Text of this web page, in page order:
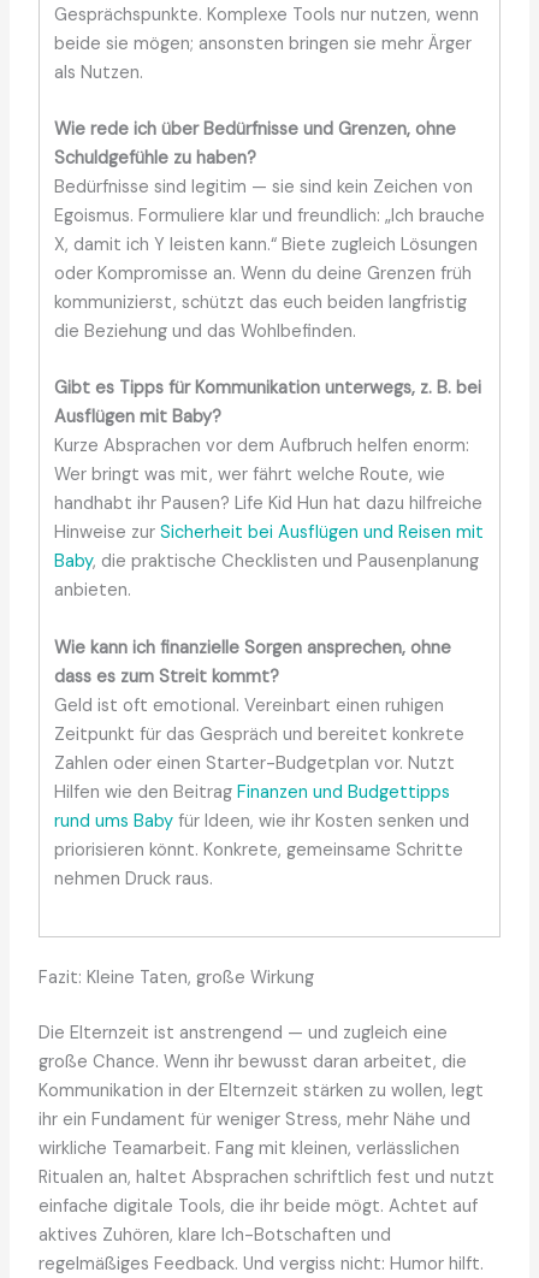
Gesprächspunkte. Komplexe Tools nur nutzen, wenn
beide sie mögen; ansonsten bringen sie mehr Ärger
als Nutzen.
Wie rede ich über Bedürfnisse und Grenzen, ohne
Schuldgefühle zu haben?
Bedürfnisse sind legitim — sie sind kein Zeichen von
Egoismus. Formuliere klar und freundlich: „Ich brauche
X, damit ich Y leisten kann.“ Biete zugleich Lösungen
oder Kompromisse an. Wenn du deine Grenzen früh
kommunizierst, schützt das euch beiden langfristig
die Beziehung und das Wohlbefinden.
Gibt es Tipps für Kommunikation unterwegs, z. B. bei
Ausflügen mit Baby?
Kurze Absprachen vor dem Aufbruch helfen enorm:
Wer bringt was mit, wer fährt welche Route, wie
handhabt ihr Pausen? Life Kid Hun hat dazu hilfreiche
Hinweise zur Sicherheit bei Ausflügen und Reisen mit
Baby, die praktische Checklisten und Pausenplanung
anbieten.
Wie kann ich finanzielle Sorgen ansprechen, ohne
dass es zum Streit kommt?
Geld ist oft emotional. Vereinbart einen ruhigen
Zeitpunkt für das Gespräch und bereitet konkrete
Zahlen oder einen Starter-Budgetplan vor. Nutzt
Hilfen wie den Beitrag Finanzen und Budgettipps
rund ums Babyfür Ideen, wie ihr Kosten senken und
priorisieren könnt. Konkrete, gemeinsame Schritte
nehmen Druck raus.
Fazit: Kleine Taten, große Wirkung
Die Elternzeit ist anstrengend — und zugleich eine
große Chance. Wenn ihr bewusst daran arbeitet, die
Kommunikation in der Elternzeit stärken zu wollen, legt
ihr ein Fundament für weniger Stress, mehr Nähe und
wirkliche Teamarbeit. Fang mit kleinen, verlässlichen
Ritualen an, haltet Absprachen schriftlich fest und nutzt
einfache digitale Tools, die ihr beide mögt. Achtet auf
aktives Zuhören, klare Ich-Botschaften und
regelmäßiges Feedback. Und vergiss nicht: Humor hilft.